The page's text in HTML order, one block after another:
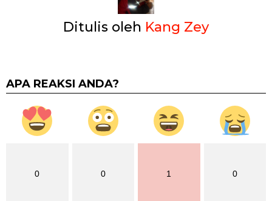
Ditulis oleh Kang Zey
APA REAKSI ANDA?
0 0 1 0